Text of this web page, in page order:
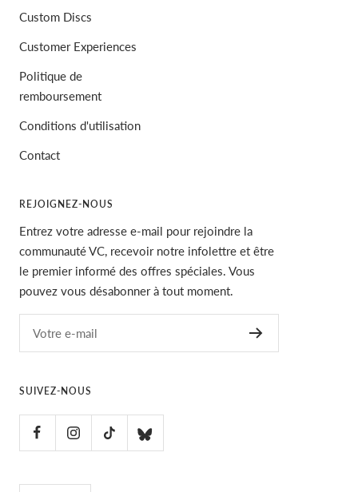
Custom Discs
Customer Experiences
Politique de
remboursement
Conditions d'utilisation
Contact
REJOIGNEZ-NOUS
Entrez votre adresse e-mail pour rejoindre la
communauté VC, recevoir notre infolettre et être
le premier informé des offres spéciales. Vous
pouvez vous désabonner à tout moment.
Votre e-mail
SUIVEZ-NOUS